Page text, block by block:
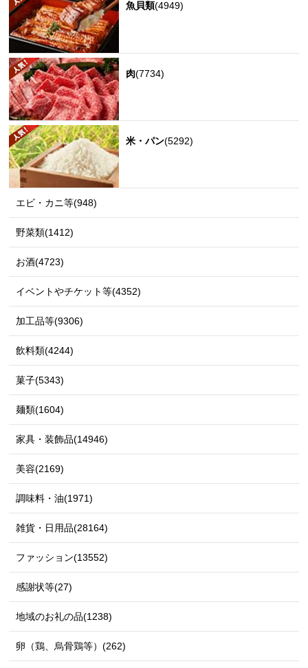
魚貝類(4949)
肉(7734)
米・パン(5292)
エビ・カニ等(948)
野菜類(1412)
お酒(4723)
イベントやチケット等(4352)
加工品等(9306)
飲料類(4244)
菓子(5343)
麺類(1604)
家具・装飾品(14946)
美容(2169)
調味料・油(1971)
雑貨・日用品(28164)
ファッション(13552)
感謝状等(27)
地域のお礼の品(1238)
卵（鶏、烏骨鶏等）(262)